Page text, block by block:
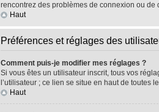
rencontrez des problèmes de connexion ou
Haut
Préférences et réglages des
Comment puis-je modifier mes réglages ?
Si vous êtes un utilisateur inscrit, tous vos
l’utilisateur ; ce lien se situe en haut de toutes
Haut